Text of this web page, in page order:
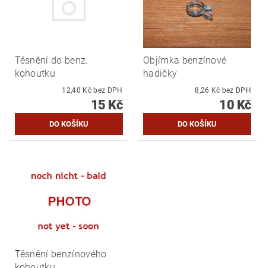
Těsnění do benz.
kohoutku
12,40 Kč bez DPH
15 Kč
Objímka benzínové
hadičky
8,26 Kč bez DPH
10 Kč
Těsnění benzínového